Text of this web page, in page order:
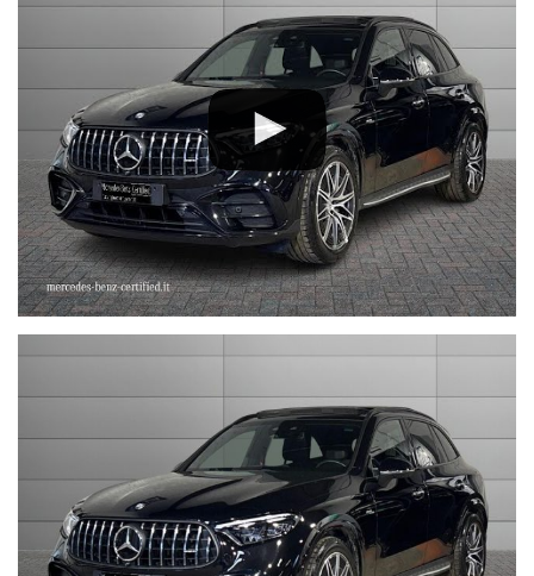
OFFERTA VALIDA CON PROMO STEFAUTO (GETTONE
FINANZIAMENTO € 3.000)
LA INVITIAMO A SPECIFICARE:
- UN RECAPITO TELEFONICO
- IN CASO DI AUTO DA DARE IN PERMUTA (MODELLO, ANNO DI
IMMATRICOLAZIONE, KM)
STEFAUTO S.P.A.BOLOGNA
VIA BENTINI, 111
sales@stefauto.it - www.stefauto.it
--------------------------------------------------------------------------
Stefauto S.p.a. declina ogni responsabilità per eventuali non
conformità relative ad equipaggiamento, omologazioni anti
inquinamento, accessori, ecc. pubblicate nei diversi portali.